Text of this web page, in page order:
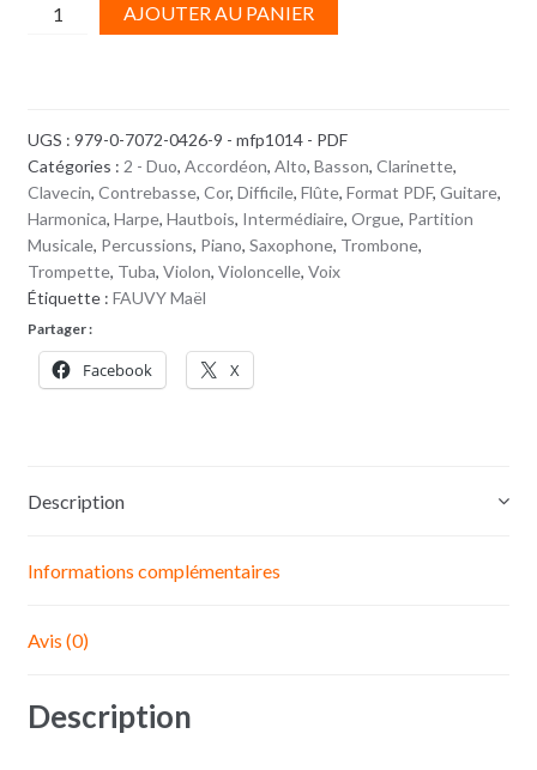
quantité
Silentii
|
Guitare
&
Voix
ou
instrument
lib.
AJOUTER AU PANIER
UGS : 979-0-7072-0426-9 - mfp1014 - PDF
Catégories : 2 - Duo, Accordéon, Alto, Basson, Clarinette,
Clavecin, Contrebasse, Cor, Difficile, Flûte, Format PDF, Guitare,
Harmonica, Harpe, Hautbois, Intermédiaire, Orgue, Partition
Musicale, Percussions, Piano, Saxophone, Trombone,
Trompette, Tuba, Violon, Violoncelle, Voix
Étiquette : FAUVY Maël
Partager :
Facebook X
Description
Informations complémentaires
Avis (0)
Description